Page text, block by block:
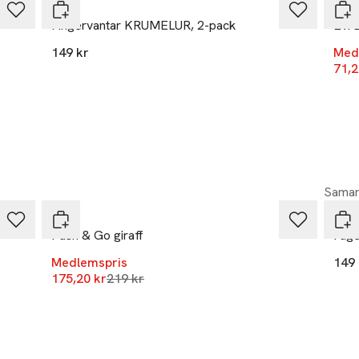
& Co. KG
PIPPI
Fingervantar KRUMELUR, 2-pack
149 kr
Evi
Brio
Push & Go giraff
Medlemspris
175,20 krLägsta pris 30 dagar
219 kr